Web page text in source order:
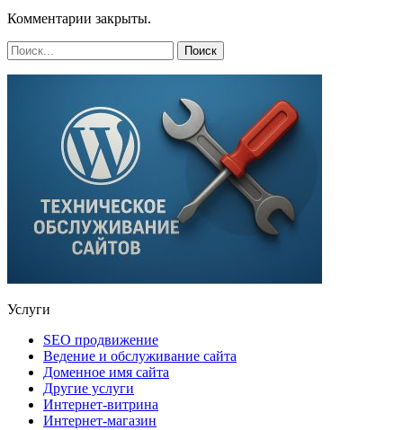
Комментарии закрыты.
Услуги
SEO продвижение
Ведение и обслуживание сайта
Доменное имя сайта
Другие услуги
Интернет-витрина
Интернет-магазин